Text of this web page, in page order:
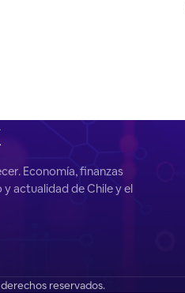
Economía, finanzas
actualidad de Chile y el
reservados.